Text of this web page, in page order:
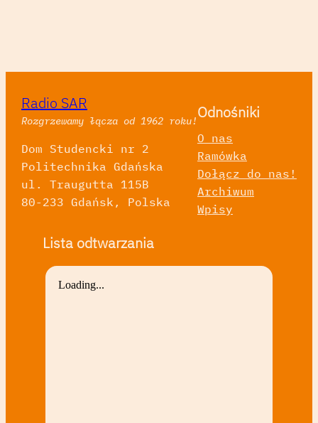
Radio SAR
Rozgrzewamy łącza od 1962 roku!
Dom Studencki nr 2
Politechnika Gdańska
ul. Traugutta 115B
80-233 Gdańsk, Polska
Odnośniki
O nas
Ramówka
Dołącz do nas!
Archiwum
Wpisy
Lista odtwarzania